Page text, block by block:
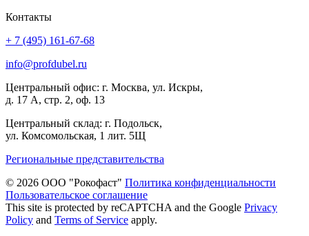
Контакты
+ 7 (495) 161-67-68
info@profdubel.ru
Центральный офис: г. Москва, ул. Искры,
д. 17 А, стр. 2, оф. 13
Центральный склад: г. Подольск,
ул. Комсомольская, 1 лит. 5Щ
Региональные представительства
© 2026 ООО "Рокофаст" Политика конфиденциальности
Пользовательское соглашение
This site is protected by reCAPTCHA and the Google Privacy
Policy and Terms of Service apply.